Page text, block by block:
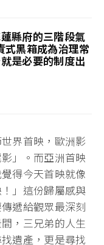
縣府的三階段氣
黑箱成為治理常
是必要的制度出
界首映，歐洲影
」。而亞洲首映
得今天首映就像
」這份歸屬感與
遞給觀眾最深刻
，三兄弟的人生
遺產，更是尋找